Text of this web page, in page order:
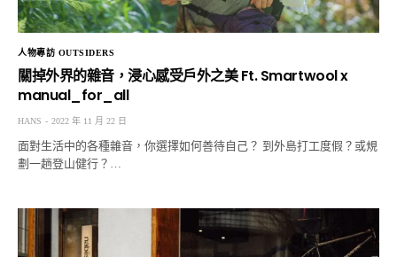
人物專訪 OUTSIDERS
關掉外界的雜音，浸心感受戶外之美 Ft. Smartwool x
manual_for_all
HANS 2022 年 11 月 22 日
面對生活中的各種雜音，你選擇如何善待自己？ 到外島打工度假？或規
劃一趟登山健行？…